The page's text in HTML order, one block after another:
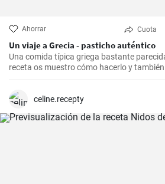
Ahorrar Cuota
Un viaje a Grecia - pasticho auténtico
Una comida típica griega bastante
receta os muestro cómo hacerlo y
bechamel auténtico.
celine.recepty